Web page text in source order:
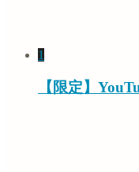
1
【限定】